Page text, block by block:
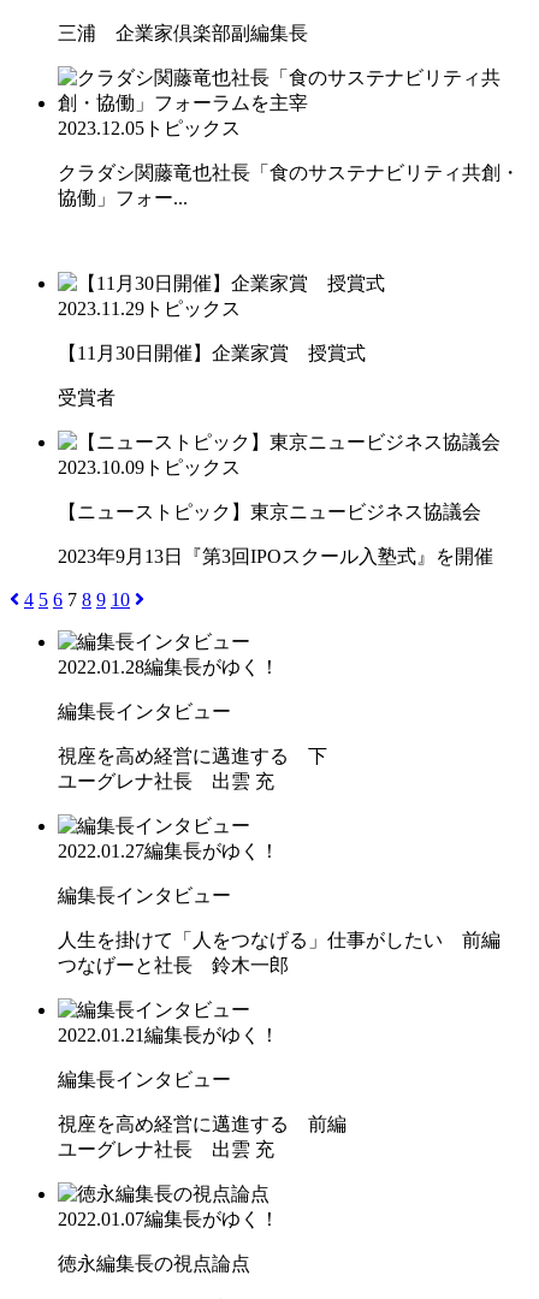
三浦 企業家倶楽部副編集長
2023.12.05 トピックス
クラダシ関藤竜也社長「食のサステナビリティ共創・
協働」フォー...
2023.11.29 トピックス
【11月30日開催】企業家賞 授賞式
受賞者
2023.10.09 トピックス
【ニューストピック】東京ニュービジネス協議会
2023年9月13日『第3回IPOスクール入塾式』を開催
4 5 6 7 8 9 10
2022.01.28編集長がゆく！
編集長インタビュー
視座を高め経営に邁進する 下
ユーグレナ社長 出雲 充
2022.01.27編集長がゆく！
編集長インタビュー
人生を掛けて「人をつなげる」仕事がしたい 前編
つなげーと社長 鈴木一郎
2022.01.21編集長がゆく！
編集長インタビュー
視座を高め経営に邁進する 前編
ユーグレナ社長 出雲 充
2022.01.07編集長がゆく！
徳永編集長の視点論点